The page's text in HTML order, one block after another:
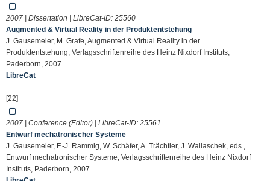
2007 | Dissertation | LibreCat-ID: 25560
Augmented & Virtual Reality in der Produktentstehung
J. Gausemeier, M. Grafe, Augmented & Virtual Reality in der
Produktentstehung, Verlagsschriftenreihe des Heinz Nixdorf Instituts,
Paderborn, 2007.
LibreCat
[22]
2007 | Conference (Editor) | LibreCat-ID: 25561
Entwurf mechatronischer Systeme
J. Gausemeier, F.-J. Rammig, W. Schäfer, A. Trächtler, J. Wallaschek, eds.,
Entwurf mechatronischer Systeme, Verlagsschriftenreihe des Heinz Nixdorf
Instituts, Paderborn, 2007.